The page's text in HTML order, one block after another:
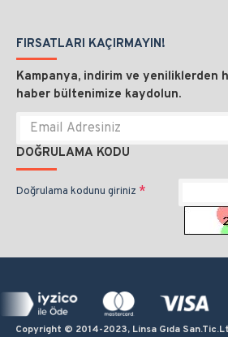
FIRSATLARI KAÇIRMAYIN!
Kampanya, indirim ve yeniliklerden
haber bültenimize kaydolun.
DOĞRULAMA KODU
Doğrulama kodunu giriniz
Copyright © 2014-2023, Linsa Gıda